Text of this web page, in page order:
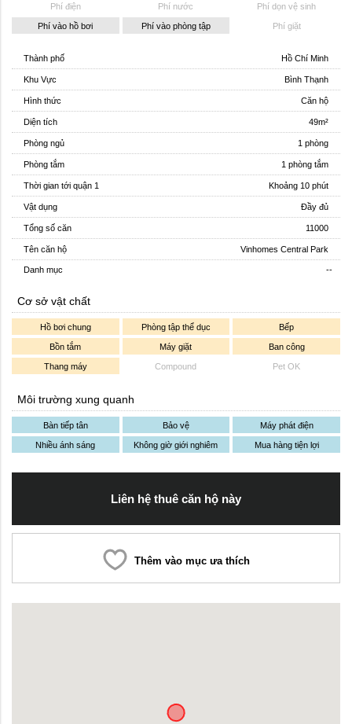
Phí điện Phí nước Phí dọn vệ sinh
Phí vào hồ bơi Phí vào phòng tập Phí giặt
Thành phố Hồ Chí Minh
Khu Vực Bình Thạnh
Hình thức Căn hộ
Diện tích 49m²
Phòng ngủ 1 phòng
Phòng tắm 1 phòng tắm
Thời gian tới quận 1 Khoảng 10 phút
Vật dụng Đầy đủ
Tổng số căn 11000
Tên căn hộ Vinhomes Central Park
Danh mục --
Cơ sở vật chất
Hồ bơi chung Phòng tập thể dục Bếp
Bồn tắm Máy giặt Ban công
Thang máy Compound Pet OK
Môi trường xung quanh
Bàn tiếp tân Bảo vệ Máy phát điện
Nhiều ánh sáng Không giờ giới nghiêm Mua hàng tiện lợi
Liên hệ thuê căn hộ này
Thêm vào mục ưa thích